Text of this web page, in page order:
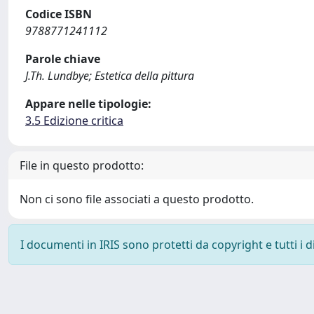
Codice ISBN
9788771241112
Parole chiave
J.Th. Lundbye; Estetica della pittura
Appare nelle tipologie:
3.5 Edizione critica
File in questo prodotto:
Non ci sono file associati a questo prodotto.
I documenti in IRIS sono protetti da copyright e tutti i